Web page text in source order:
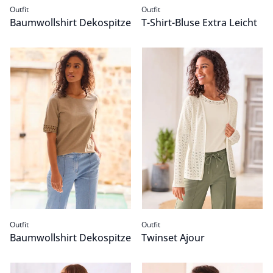
Outfit
Baumwollshirt Dekospitze
Outfit
T-Shirt-Bluse Extra Leicht
Baumwollshirt Dekospitze
Passform Outfit.
Outfit
Baumwollshirt Dekospitze
Twinset Ajour
Passform Outfit.
Outfit
Twinset Ajour
Kimonoshirt Florida
Passform Outfit. Baumwollshirt Dekospitze
Passform Outfit.